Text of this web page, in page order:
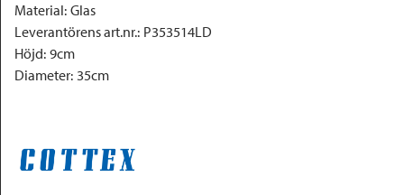
Material: Glas
Leverantörens art.nr.: P353514LD
Höjd: 9cm
Diameter: 35cm